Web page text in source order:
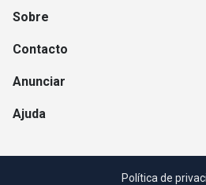
Sobre
Contacto
Anunciar
Ajuda
Política de